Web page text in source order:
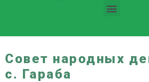
Совет народных
с. Гараба